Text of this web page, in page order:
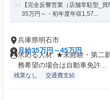
【完全反響営業（店舗常駐型_
35万円～・初年度年収1,57...
兵庫県明石市
月給35万円～45万円
求める人材: ★未経験・第二
務希望の場合は自動車免許...
残業なし 交通費支給